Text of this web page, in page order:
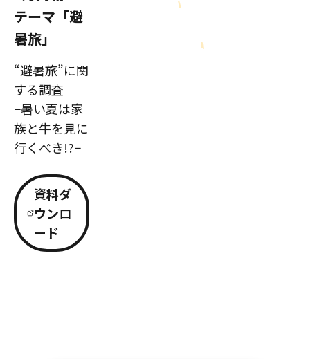
テーマ「避
暑旅」
“避暑旅”に関
する調査
−暑い夏は家
族と牛を見に
行くべき!?−
資料ダ
ウンロ
ード